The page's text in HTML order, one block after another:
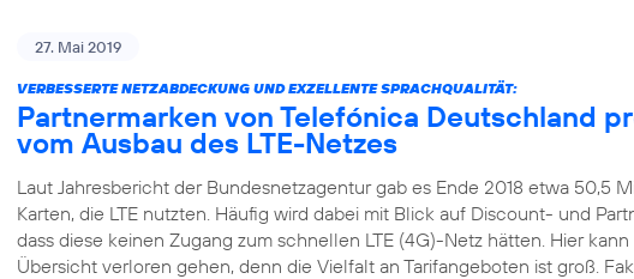
27. Mai 2019
VERBESSERTE NETZABDECKUNG UND EXZELLENTE SPRACHQUALITÄT:
Partnermarken von Telefónica Deutschland
vom Ausbau des LTE-Netzes
Laut Jahresbericht der Bundesnetzagentur gab es Ende 2018 etwa 50,5
Karten, die LTE nutzten. Häufig wird dabei mit Blick auf Discount- und
dass diese keinen Zugang zum schnellen LTE (4G)-Netz hätten. Hier
Übersicht verloren gehen, denn die Vielfalt an Tarifangeboten ist groß.